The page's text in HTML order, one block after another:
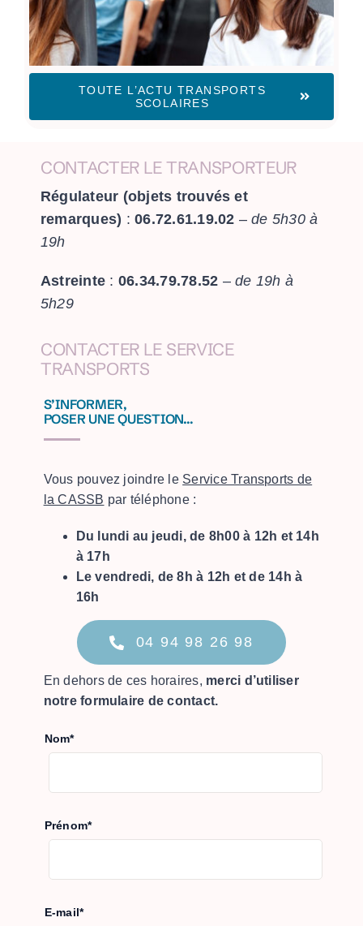
TOUTE L’ACTU TRANSPORTS
SCOLAIRES
CONTACTER LE TRANSPORTEUR
Régulateur (objets trouvés et
remarques) :06.72.61.19.02 –de 5h30 à
19h
Astreinte : 06.34.79.78.52 – de 19h à
5h29
CONTACTER LE SERVICE
TRANSPORTS
S’INFORMER,
POSER UNE QUESTION…
Vous pouvez joindre le Service Transports de
la CASSB par téléphone :
Du lundi au jeudi, de 8h00 à 12h et 14h
à 17h
Le vendredi, de 8h à 12h et de 14h à
16h
04 94 98 26 98
En dehors de ces horaires, merci d’utiliser
notre formulaire de contact.
Nom*
Prénom*
E-mail*